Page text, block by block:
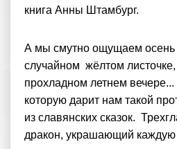
книга Анны Штамбург.
А мы смутно ощущаем осень
случайном жёлтом
прохладном летнем вечере...
которую дарит нам такой
из славянских сказок.
дракон, украшающий